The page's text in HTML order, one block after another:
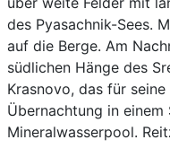
des Pyasachnik-Sees.
auf die Berge. Am
südlichen Hänge des
Krasnovo, das für
Übernachtung in
Mineralwasserpool.